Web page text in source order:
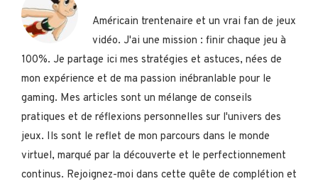
Américain trentenaire et un vrai fan de jeux
vidéo. J'ai une mission : finir chaque jeu à
100%. Je partage ici mes stratégies et astuces, nées de
mon expérience et de ma passion inébranlable pour le
gaming. Mes articles sont un mélange de conseils
pratiques et de réflexions personnelles sur l'univers des
jeux. Ils sont le reflet de mon parcours dans le monde
virtuel, marqué par la découverte et le perfectionnement
continus. Rejoignez-moi dans cette quête de complétion et